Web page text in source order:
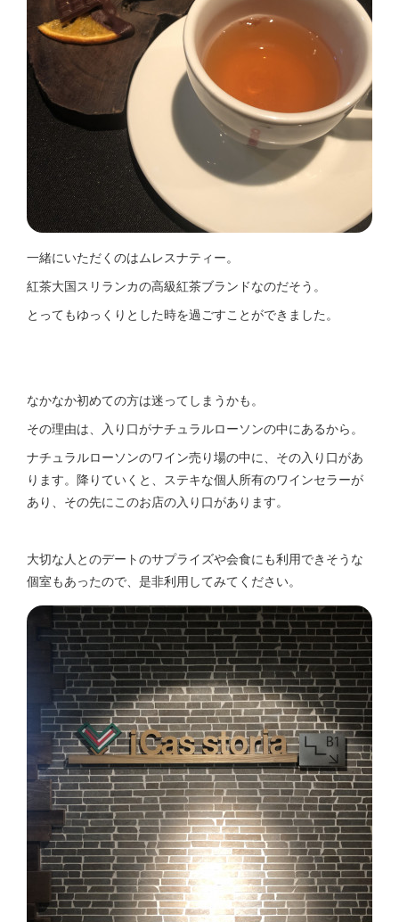
一緒にいただくのはムレスナティー。
紅茶大国スリランカの高級紅茶ブランドなのだそう。
とってもゆっくりとした時を過ごすことができました。
なかなか初めての方は迷ってしまうかも。
その理由は、入り口がナチュラルローソンの中にあるから。
ナチュラルローソンのワイン売り場の中に、その入り口があ
ります。降りていくと、ステキな個人所有のワインセラーが
あり、その先にこのお店の入り口があります。
大切な人とのデートのサプライズや会食にも利用できそうな
個室もあったので、是非利用してみてください。